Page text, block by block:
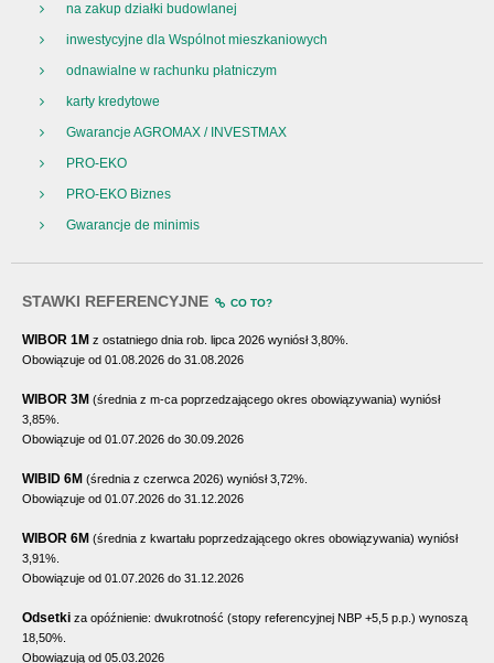
na zakup działki budowlanej
inwestycyjne dla Wspólnot mieszkaniowych
odnawialne w rachunku płatniczym
karty kredytowe
Gwarancje AGROMAX / INVESTMAX
PRO-EKO
PRO-EKO Biznes
Gwarancje de minimis
STAWKI REFERENCYJNE CO TO?
WIBOR 1M z ostatniego dnia rob. lipca 2026 wyniósł 3,80%.
Obowiązuje od 01.08.2026 do 31.08.2026
WIBOR 3M (średnia z m-ca poprzedzającego okres obowiązywania) wyniósł
3,85%.
Obowiązuje od 01.07.2026 do 30.09.2026
WIBID 6M (średnia z czerwca 2026) wyniósł 3,72%.
Obowiązuje od 01.07.2026 do 31.12.2026
WIBOR 6M (średnia z kwartału poprzedzającego okres obowiązywania) wyniósł
3,91%.
Obowiązuje od 01.07.2026 do 31.12.2026
Odsetki za opóźnienie: dwukrotność (stopy referencyjnej NBP +5,5 p.p.) wynoszą
18,50%.
Obowiązują od 05.03.2026